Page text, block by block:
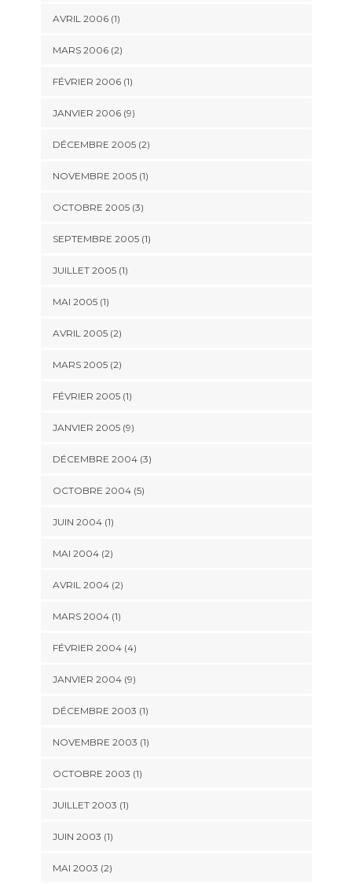
AVRIL 2006 (1)
MARS 2006 (2)
FÉVRIER 2006 (1)
JANVIER 2006 (9)
DÉCEMBRE 2005 (2)
NOVEMBRE 2005 (1)
OCTOBRE 2005 (3)
SEPTEMBRE 2005 (1)
JUILLET 2005 (1)
MAI 2005 (1)
AVRIL 2005 (2)
MARS 2005 (2)
FÉVRIER 2005 (1)
JANVIER 2005 (9)
DÉCEMBRE 2004 (3)
OCTOBRE 2004 (5)
JUIN 2004 (1)
MAI 2004 (2)
AVRIL 2004 (2)
MARS 2004 (1)
FÉVRIER 2004 (4)
JANVIER 2004 (9)
DÉCEMBRE 2003 (1)
NOVEMBRE 2003 (1)
OCTOBRE 2003 (1)
JUILLET 2003 (1)
JUIN 2003 (1)
MAI 2003 (2)